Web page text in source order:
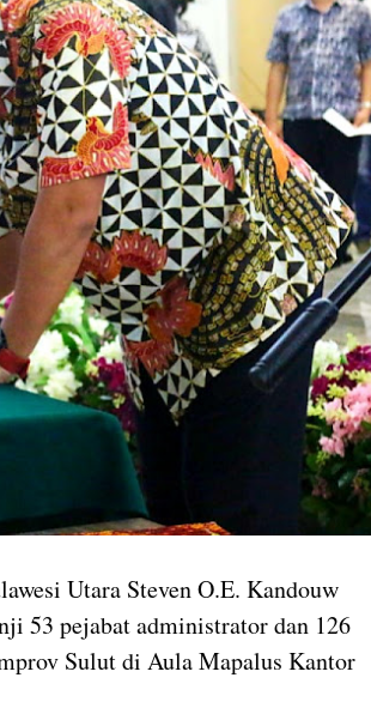
Utara Steven O.E. Kandouw
53 pejabat administrator dan 126
Sulut di Aula Mapalus Kantor